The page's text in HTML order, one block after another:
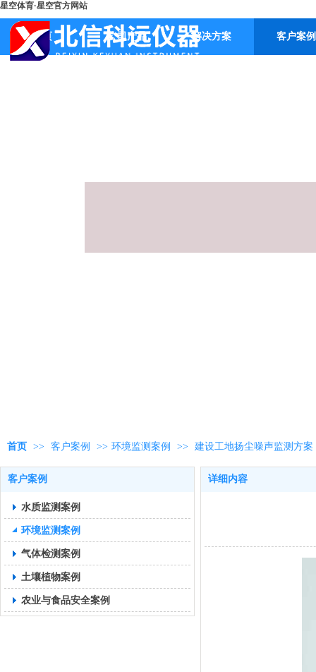
星空体育·星空官方网站
首页 公司产品 解决方案 客户案例
首页 >> 客户案例 >> 环境监测案例 >> 建设工地扬尘噪声监测方案
客户案例
水质监测案例
环境监测案例
气体检测案例
土壤植物案例
农业与食品安全案例
详细内容